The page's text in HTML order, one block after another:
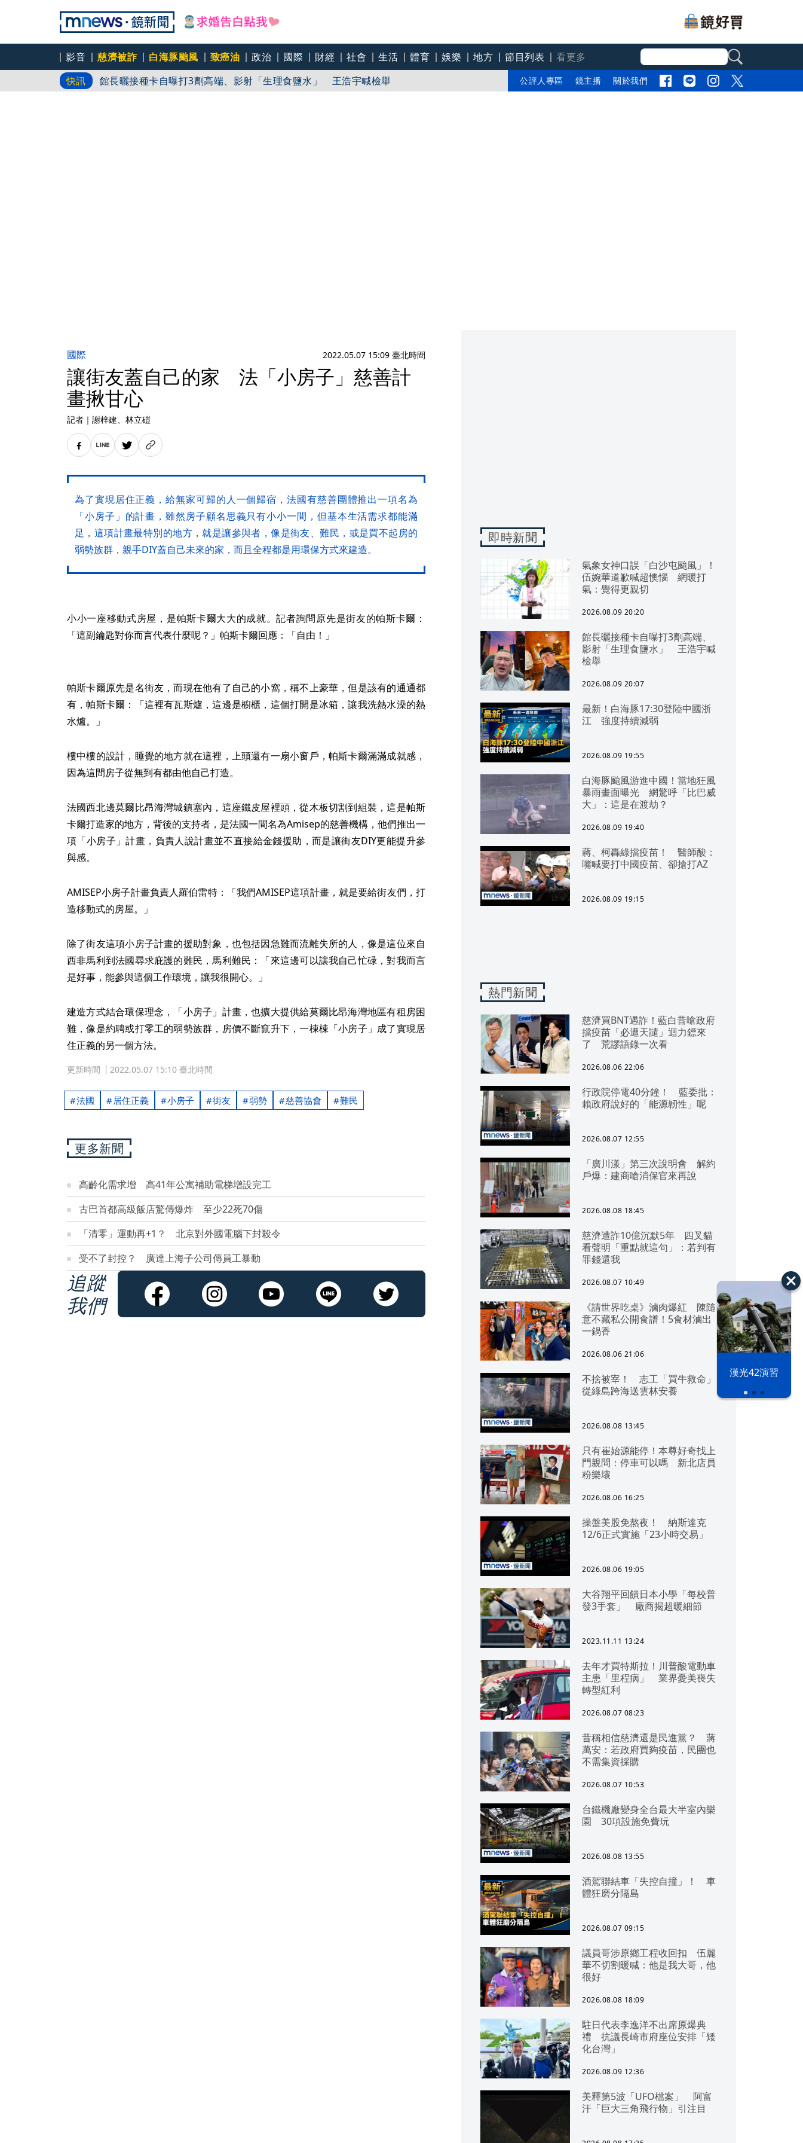
影音 慈濟被詐 白海豚颱風 致癌油 政治 國際 財經 社會 生活 體育 娛樂 地方 節目列表
看更多
快訊
氣象女神口誤「白沙屯颱風」！伍婉華道歉喊超懊惱 網暖打氣：覺得更親切
館長曬接種卡自曝打3劑高端、影射「生理食鹽水」 王浩宇喊檢舉
公評人專區 鏡主播 關於我們
漢光42演習
國際 2022.05.07 15:09 臺北時間
讓街友蓋自己的家 法「小房子」慈善計
畫揪甘心
記者 ｜ 謝梓建、林立磑
為了實現居住正義，給無家可歸的人一個歸宿，法國有慈善團體推出一項名為
「小房子」的計畫，雖然房子顧名思義只有小小一間，但基本生活需求都能滿
足，這項計畫最特別的地方，就是讓參與者，像是街友、難民，或是買不起房的
弱勢族群，親手DIY蓋自己未來的家，而且全程都是用環保方式來建造。
小小一座移動式房屋，是帕斯卡爾大大的成就。記者詢問原先是街友的帕斯卡爾：
「這副鑰匙對你而言代表什麼呢？」帕斯卡爾回應：「自由！」
帕斯卡爾原先是名街友，而現在他有了自己的小窩，稱不上豪華，但是該有的通通都
有，帕斯卡爾：「這裡有瓦斯爐，這邊是櫥櫃，這個打開是冰箱，讓我洗熱水澡的熱
水爐。」
樓中樓的設計，睡覺的地方就在這裡，上頭還有一扇小窗戶，帕斯卡爾滿滿成就感，
因為這間房子從無到有都由他自己打造。
法國西北邊莫爾比昂海灣城鎮塞內，這座鐵皮屋裡頭，從木板切割到組裝，這是帕斯
卡爾打造家的地方，背後的支持者，是法國一間名為Amisep的慈善機構，他們推出一
項「小房子」計畫，負責人說計畫並不直接給金錢援助，而是讓街友DIY更能提升參
與感。
AMISEP小房子計畫負責人羅伯雷特：「我們AMISEP這項計畫，就是要給街友們，打
造移動式的房屋。」
除了街友這項小房子計畫的援助對象，也包括因急難而流離失所的人，像是這位來自
西非馬利到法國尋求庇護的難民，馬利難民：「來這邊可以讓我自己忙碌，對我而言
是好事，能參與這個工作環境，讓我很開心。」
建造方式結合環保理念，「小房子」計畫，也擴大提供給莫爾比昂海灣地區有租房困
難，像是約聘或打零工的弱勢族群，房價不斷竄升下，一棟棟「小房子」成了實現居
住正義的另一個方法。
更新時間 2022.05.07 15:10 臺北時間
法國 居住正義 小房子 街友 弱勢 慈善協會 難民
更多新聞
高齡化需求增 高41年公寓補助電梯增設完工
古巴首都高級飯店驚傳爆炸 至少22死70傷
「清零」運動再+1？ 北京對外國電腦下封殺令
受不了封控？ 廣達上海子公司傳員工暴動
追蹤
我們
即時新聞
氣象女神口誤「白沙屯颱風」！
伍婉華道歉喊超懊惱 網暖打
氣：覺得更親切
2026.08.09 20:20
館長曬接種卡自曝打3劑高端、
影射「生理食鹽水」 王浩宇喊
檢舉
2026.08.09 20:07
最新！白海豚17:30登陸中國浙
江 強度持續減弱
2026.08.09 19:55
白海豚颱風游進中國！當地狂風
暴雨畫面曝光 網驚呼「比巴威
大」：這是在渡劫？
2026.08.09 19:40
蔣、柯轟綠擋疫苗！ 醫師酸：
嘴喊要打中國疫苗、卻搶打AZ
2026.08.09 19:15
熱門新聞
慈濟買BNT遇詐！藍白昔嗆政府
擋疫苗「必遭天譴」迴力鏢來
了 荒謬語錄一次看
2026.08.06 22:06
行政院停電40分鐘！ 藍委批：
賴政府說好的「能源韌性」呢
2026.08.07 12:55
「廣川漾」第三次說明會 解約
戶爆：建商嗆消保官來再說
2026.08.08 18:45
慈濟遭詐10億沉默5年 四叉貓
看聲明「重點就這句」：若判有
罪錢還我
2026.08.07 10:49
《請世界吃桌》滷肉爆紅 陳隨
意不藏私公開食譜！5食材滷出
一鍋香
2026.08.06 21:06
不捨被宰！ 志工「買牛救命」
從綠島跨海送雲林安養
2026.08.08 13:45
只有崔始源能停！本尊好奇找上
門親問：停車可以嗎 新北店員
粉樂壞
2026.08.06 16:25
操盤美股免熬夜！ 納斯達克
12/6正式實施「23小時交易」
2026.08.06 19:05
大谷翔平回饋日本小學「每校普
發3手套」 廠商揭超暖細節
2023.11.11 13:24
去年才買特斯拉！川普酸電動車
主患「里程病」 業界憂美喪失
轉型紅利
2026.08.07 08:23
昔稱相信慈濟還是民進黨？ 蔣
萬安：若政府買夠疫苗，民團也
不需集資採購
2026.08.07 10:53
台鐵機廠變身全台最大半室內樂
園 30項設施免費玩
2026.08.08 13:55
酒駕聯結車「失控自撞」！ 車
體狂磨分隔島
2026.08.07 09:15
議員哥涉原鄉工程收回扣 伍麗
華不切割暖喊：他是我大哥，他
很好
2026.08.08 18:09
駐日代表李逸洋不出席原爆典
禮 抗議長崎市府座位安排「矮
化台灣」
2026.08.09 12:36
美釋第5波「UFO檔案」 阿富
汗「巨大三角飛行物」引注目